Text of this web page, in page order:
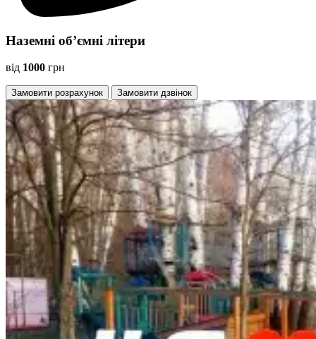
Наземні об’ємні літери
від 1000 грн
Замовити розрахунок Замовити дзвінок